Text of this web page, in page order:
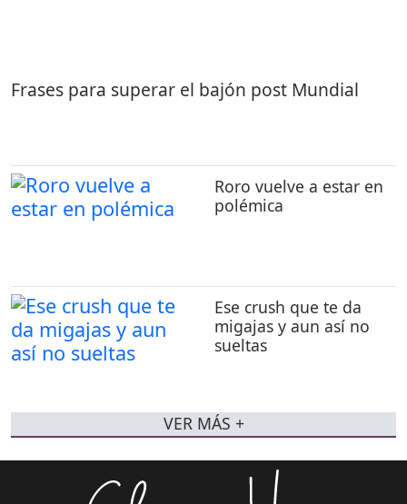
Frases para superar el bajón post Mundial
Roro vuelve a estar en
polémica
Ese crush que te da
migajas y aun así no
sueltas
VER MÁS +